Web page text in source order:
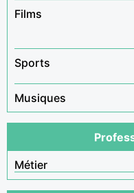
Films
Sports
Musiques
Métier